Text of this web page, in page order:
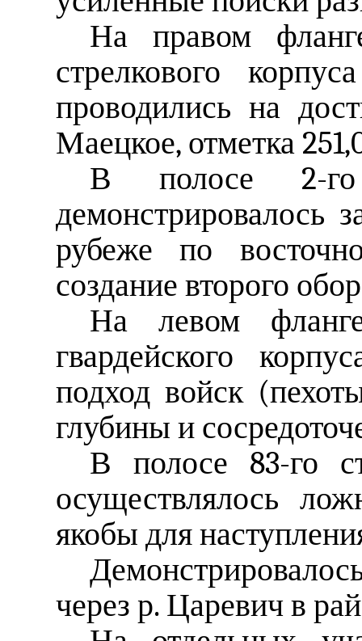
На правом
стрелкового
проводились на
Маецкое, отметка
В полосе 2-го
демонстрировалось
рубеже по
создание второго
На левом
гвардейского
подход войск
глубины и
В полосе 83-го
осуществлялось
якобы для
через р. Царевич в